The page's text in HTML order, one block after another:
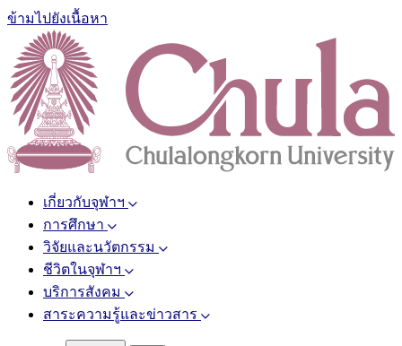
ข้ามไปยังเนื้อหา
เกี่ยวกับจุฬาฯ
การศึกษา
วิจัยและนวัตกรรม
ชีวิตในจุฬาฯ
บริการสังคม
สาระความรู้และข่าวสาร